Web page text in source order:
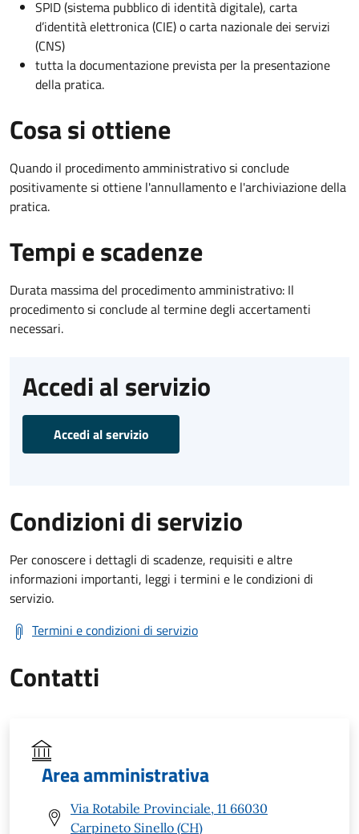
SPID (sistema pubblico di identità digitale), carta
d’identità elettronica (CIE) o carta nazionale dei servizi
(CNS)
tutta la documentazione prevista per la presentazione
della pratica.
Cosa si ottiene
Quando il procedimento amministrativo si conclude
positivamente si ottiene l'annullamento e l'archiviazione della
pratica.
Tempi e scadenze
Durata massima del procedimento amministrativo: Il
procedimento si conclude al termine degli accertamenti
necessari.
Accedi al servizio
Accedi al servizio
Condizioni di servizio
Per conoscere i dettagli di scadenze, requisiti e altre
informazioni importanti, leggi i termini e le condizioni di
servizio.
Termini e condizioni di servizio
Contatti
Area amministrativa
Via Rotabile Provinciale, 11 66030
Carpineto Sinello (CH)